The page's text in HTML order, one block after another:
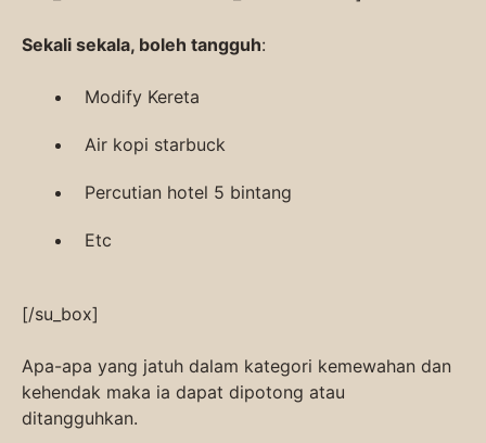
Sekali sekala, boleh tangguh:
Modify Kereta
Air kopi starbuck
Percutian hotel 5 bintang
Etc
[/su_box]
Apa-apa yang jatuh dalam kategori kemewahan dan
kehendak maka ia dapat dipotong atau
ditangguhkan.